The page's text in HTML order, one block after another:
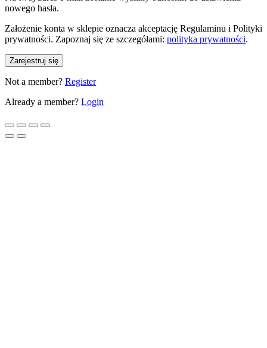
nowego hasła.
Założenie konta w sklepie oznacza akceptację Regulaminu i Polityki
prywatności. Zapoznaj się ze szczegółami: polityka prywatności.
Zarejestruj się
Not a member? Register
Already a member? Login